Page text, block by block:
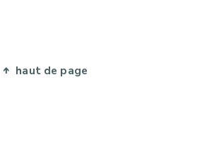
haut de page